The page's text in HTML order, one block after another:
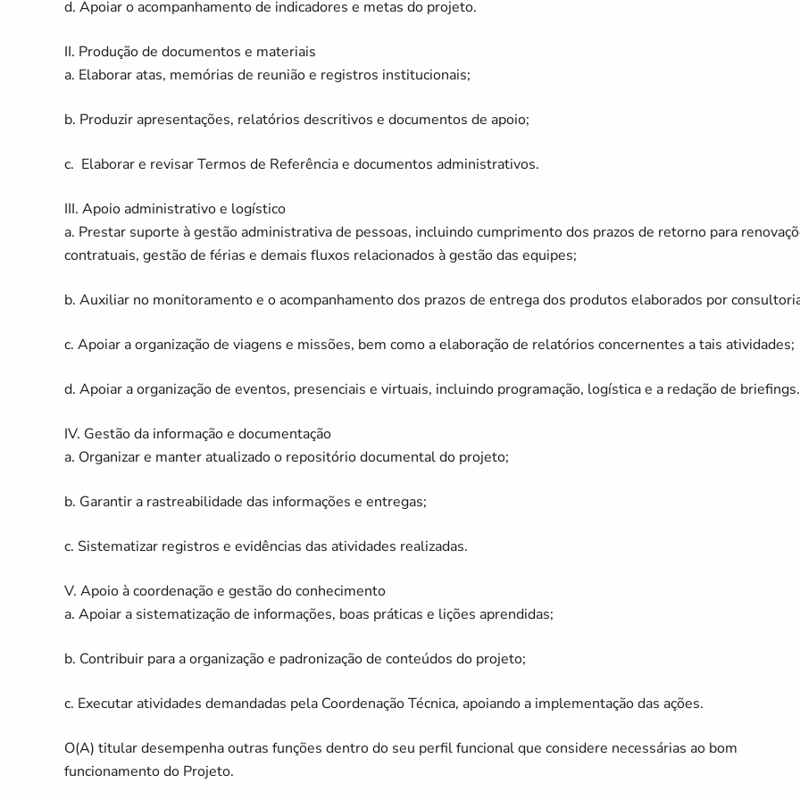
d. Apoiar o acompanhamento de indicadores e metas do projeto.
II. Produção de documentos e materiais
a. Elaborar atas, memórias de reunião e registros institucionais;
b. Produzir apresentações, relatórios descritivos e documentos de apoio;
c. Elaborar e revisar Termos de Referência e documentos administrativos.
III. Apoio administrativo e logístico
a. Prestar suporte à gestão administrativa de pessoas, incluindo cumprimento dos prazos de retorno para
contratuais, gestão de férias e demais fluxos relacionados à gestão das equipes;
b. Auxiliar no monitoramento e o acompanhamento dos prazos de entrega dos produtos elaborados por
c. Apoiar a organização de viagens e missões, bem como a elaboração de relatórios concernentes a tais atividades;
d. Apoiar a organização de eventos, presenciais e virtuais, incluindo programação, logística e a redação de briefings.
IV. Gestão da informação e documentação
a. Organizar e manter atualizado o repositório documental do projeto;
b. Garantir a rastreabilidade das informações e entregas;
c. Sistematizar registros e evidências das atividades realizadas.
V. Apoio à coordenação e gestão do conhecimento
a. Apoiar a sistematização de informações, boas práticas e lições aprendidas;
b. Contribuir para a organização e padronização de conteúdos do projeto;
c. Executar atividades demandadas pela Coordenação Técnica, apoiando a implementação das ações.
O(A) titular desempenha outras funções dentro do seu perfil funcional que considere necessárias ao bom
funcionamento do Projeto.